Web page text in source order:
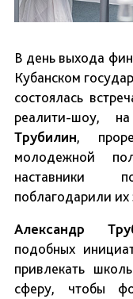
В день выхода
Кубанском
состоялась
реалити-шоу,
Трубилин,
молодежной
наставники
поблагодарили их
Александр
подобных
привлекать
сферу, чтобы